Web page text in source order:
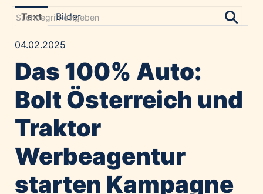
Grayling Agentur
Amadeus Austrian Music Awards
Constantia Flexibles
Costa Kreuzfahrten
Emirates
Expo 2025 Osaka
Text Bilder
04.02.2025
Das 100% Auto:
Bolt Österreich und
Traktor
Werbeagentur
starten Kampagne